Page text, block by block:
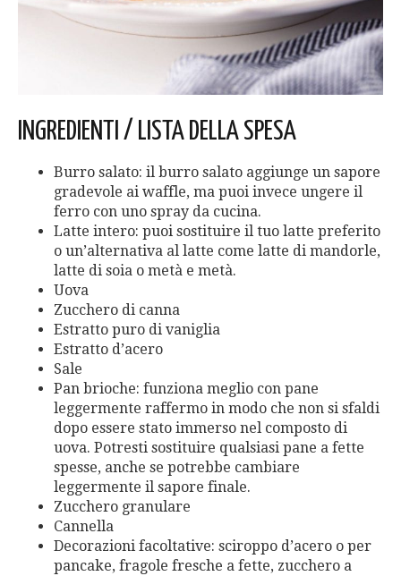
INGREDIENTI / LISTA DELLA SPESA
Burro salato: il burro salato aggiunge un sapore
gradevole ai waffle, ma puoi invece ungere il
ferro con uno spray da cucina.
Latte intero: puoi sostituire il tuo latte preferito
o un’alternativa al latte come latte di mandorle,
latte di soia o metà e metà.
Uova
Zucchero di canna
Estratto puro di vaniglia
Estratto d’acero
Sale
Pan brioche: funziona meglio con pane
leggermente raffermo in modo che non si sfaldi
dopo essere stato immerso nel composto di
uova. Potresti sostituire qualsiasi pane a fette
spesse, anche se potrebbe cambiare
leggermente il sapore finale.
Zucchero granulare
Cannella
Decorazioni facoltative: sciroppo d’acero o per
pancake, fragole fresche a fette, zucchero a